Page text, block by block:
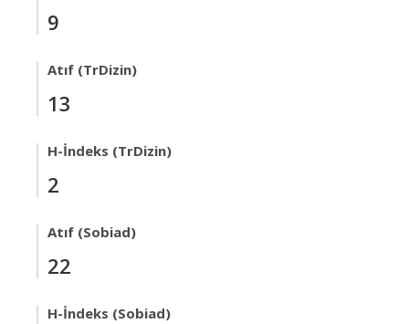
9
Atıf (TrDizin)
13
H-İndeks (TrDizin)
2
Atıf (Sobiad)
22
H-İndeks (Sobiad)